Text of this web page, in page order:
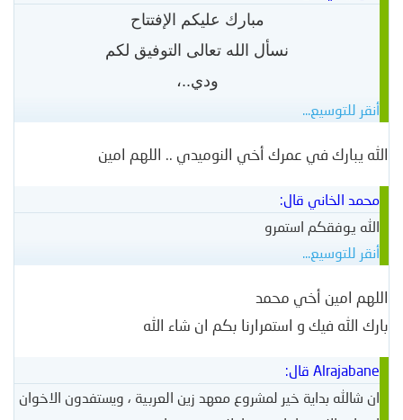
مبارك عليكم الإفتتاح
نسأل الله تعالى التوفيق لكم
ودي..،
أنقر للتوسيع...
الله يبارك في عمرك أخي النوميدي .. اللهم امين
محمد الخاني قال:
الله يوفقكم استمرو
أنقر للتوسيع...
اللهم امين أخي محمد
بارك الله فيك و استمرارنا بكم ان شاء الله
Alrajabane قال:
ان شالله بداية خير لمشروع معهد زين العربية ، ويستفدون الاخوان